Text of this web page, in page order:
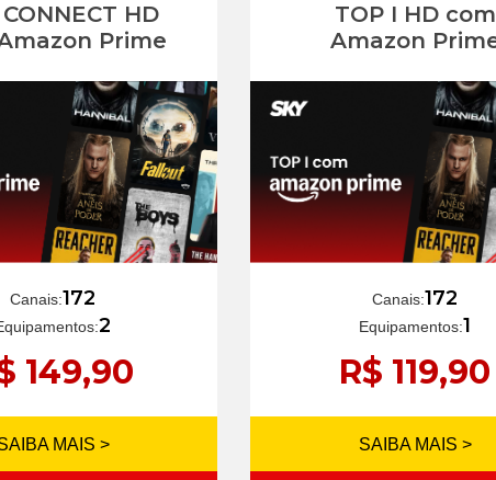
HD
Prime
Canais:172
2
149,90
MAIS >
TOP I HD com
Amazon
Canais:172
Equipamentos:1
R$ 119,90
SAIBA MAIS >